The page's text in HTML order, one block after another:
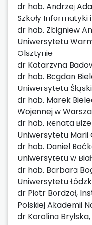
dr hab. Andrzej
Szkoły Informatyki
dr hab. Zbigniew
Uniwersytetu
Olsztynie
dr Katarzyna
dr hab. Bogdan
Uniwersytetu
dr hab. Marek
Wojennej w
dr hab. Renata
Uniwersytetu Marii
dr hab. Daniel
Uniwersytetu w
dr hab. Barbara
Uniwersytetu
dr Piotr Bordzoł,
Polskiej Akademii
dr Karolina